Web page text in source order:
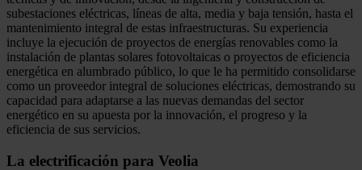
subestaciones eléctricas, líneas de alta, media y baja tensión, hasta el
mantenimiento integral de estas infraestructuras. Su experiencia
incluye la ejecución de proyectos de energías renovables como la
instalación de plantas solares fotovoltaicas o proyectos de eficiencia
energética en alumbrado público, lo que le ha permitido consolidarse
como un proveedor integral de soluciones eléctricas, demostrando su
capacidad para adaptarse a las nuevas demandas del sector
energético en su apuesta por la innovación, el progreso y la
eficiencia de sus servicios.
La electrificación para Veolia